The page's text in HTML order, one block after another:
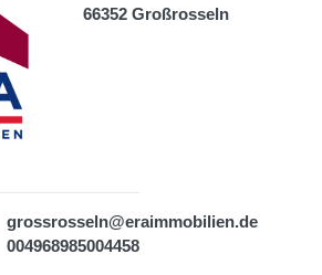
66352 Großrosseln
grossrosseln@eraimmobilien.de
004968985004458